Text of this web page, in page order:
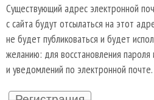
Существующий адрес электронной
с сайта будут отсылаться на этот
не будет публиковаться и будет
желанию: для восстановления пароля
и уведомлений по электронной почте.